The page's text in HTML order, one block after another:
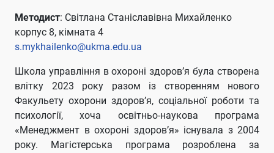
Методист: Світлана Станіславівна Михайленко
корпус 8, кімната 4
s.mykhailenko@ukma.edu.ua
Школа управління в охороні здоров’я була створена
влітку 2023 року разом із створенням нового
Факульету охорони здоров’я, соціальної роботи та
психології, хоча освітньо-наукова програма
«Менеджмент в охороні здоров’я» існувала з 2004
року. Магістерська програма розроблена за